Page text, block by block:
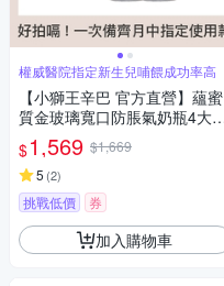
權威醫院指定新生兒哺餵成功率高
【小獅王辛巴 官方直營】蘊蜜
質金玻璃寬口防脹氣奶瓶4大2
小全配組-新生專用
$1,569 $1,669
5 (2)
挑戰低價 券
加入購物車